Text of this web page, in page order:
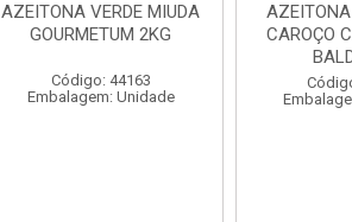
AZEITONA VERDE MIUDA
GOURMETUM 2KG
Código: 44163
Embalagem: Unidade
AZEITONA
CAROÇO